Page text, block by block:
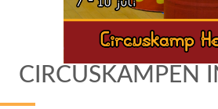
CIRCUSKAMPEN